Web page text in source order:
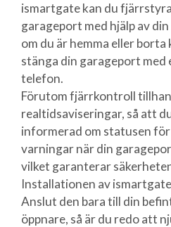
ismartgate kan du
garageport med hjälp av
om du är hemma eller borta
stänga din garageport med
telefon.
Förutom fjärrkontroll
realtidsaviseringar, så att
informerad om statusen
varningar när din
vilket garanterar
Installationen av
Anslut den bara till din
öppnare, så är du redo att